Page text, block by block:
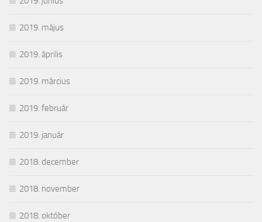
2019. május
2019. április
2019. március
2019. február
2019. január
2018. december
2018. november
2018. október